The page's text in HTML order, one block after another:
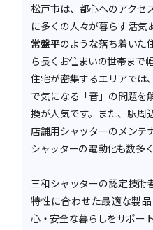
松戸市は、都心へのアクセ
に多くの人々が暮らす活気
常盤平のような落ち着いた
ら長くお住まいの世帯まで
住宅が密集するエリアでは
で気になる「音」の問題を
換が人気です。また、駅周
店舗用シャッターのメンテ
シャッターの電動化も数多
三和シャッターの認定技術
特性に合わせた最適な製
心・安全な暮らしをサポート